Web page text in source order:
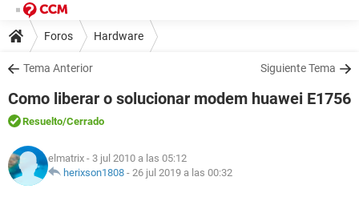
Foros Hardware
Tema Anterior Siguiente Tema
Como liberar o solucionar modem huawei E1756
Resuelto/Cerrado
elmatrix - 3 jul 2010 a las 05:12
herixson1808 - 26 jul 2019 a las 00:32